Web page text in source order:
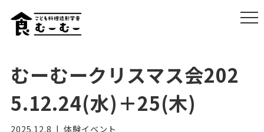
むーむークリスマス会202
5.12.24(水)＋25(木)
2025.12.8 体験イベント